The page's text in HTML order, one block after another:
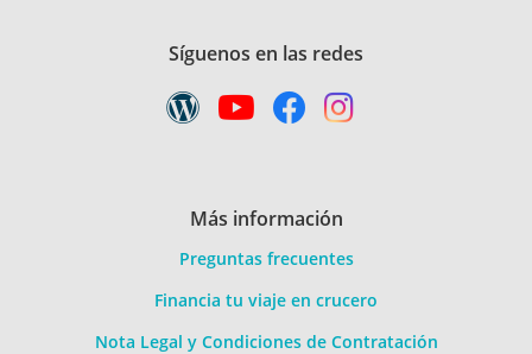
Síguenos en las redes
Más información
Preguntas frecuentes
Financia tu viaje en crucero
Nota Legal y Condiciones de Contratación